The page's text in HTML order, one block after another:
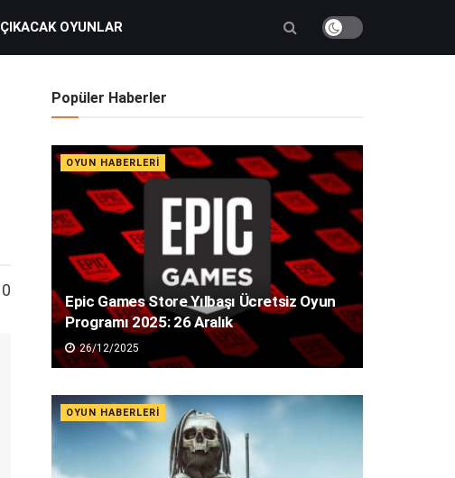
ÇIKACAK OYUNLAR
0
Popüler Haberler
OYUN HABERLERI
Epic Games Store Yılbaşı Ücretsiz Oyun
Programı 2025: 26 Aralık
26/12/2025
OYUN HABERLERI